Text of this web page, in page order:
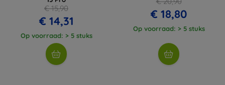
€ 15,90
€ 14,31
Op voorraad: > 5 stuks
€ 18,80
Op voorraad: > 5 stuks